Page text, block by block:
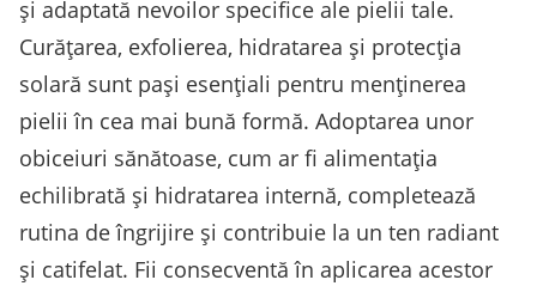
și adaptată nevoilor specifice ale pielii tale.
Curățarea, exfolierea, hidratarea și protecția
solară sunt pași esențiali pentru menținerea
pielii în cea mai bună formă. Adoptarea unor
obiceiuri sănătoase, cum ar fi alimentația
echilibrată și hidratarea internă, completează
rutina de îngrijire și contribuie la un ten radiant
și catifelat. Fii consecventă în aplicarea acestor